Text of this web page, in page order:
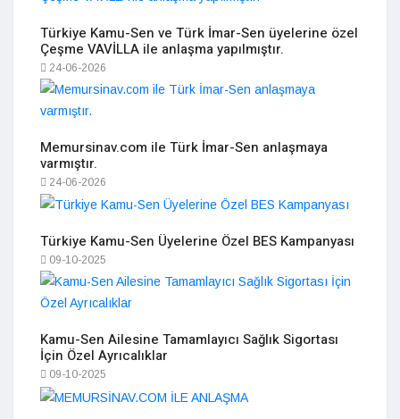
Türkiye Kamu-Sen ve Türk İmar-Sen üyelerine özel
Çeşme VAVİLLA ile anlaşma yapılmıştır.
24-06-2026
Memursinav.com ile Türk İmar-Sen anlaşmaya
varmıştır.
24-06-2026
Türkiye Kamu-Sen Üyelerine Özel BES Kampanyası
09-10-2025
Kamu-Sen Ailesine Tamamlayıcı Sağlık Sigortası
İçin Özel Ayrıcalıklar
09-10-2025